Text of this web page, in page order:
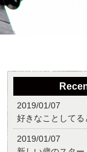
2019/01/07
好きなことしてる
2019/01/07